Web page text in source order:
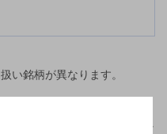
い銘柄が異なります。
ールスバーグが飲める,スポー